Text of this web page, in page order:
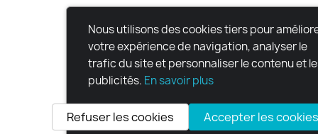
Nous utilisons des cookies tiers pour
votre expérience de navigation, analyser le
trafic du site et personnaliser le contenu et
publicités. En savoir plus
Accepter les cookies
Refuser les cookies